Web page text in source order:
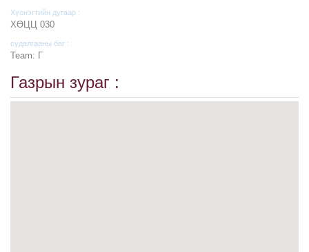
Хүснэгтийн дугаар :
ХӨЦЦ 030
судалгааны баг :
Team: Г
Газрын зураг :